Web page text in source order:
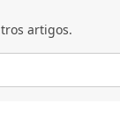
artigos.